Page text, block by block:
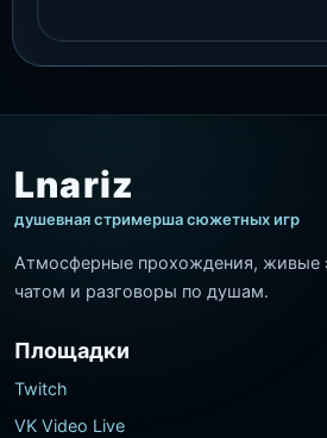
Lnariz
душевная стримерша сюжетных игр
Атмосферные прохождения, живые
чатом и разговоры по душам.
Площадки
Twitch
VK Video Live